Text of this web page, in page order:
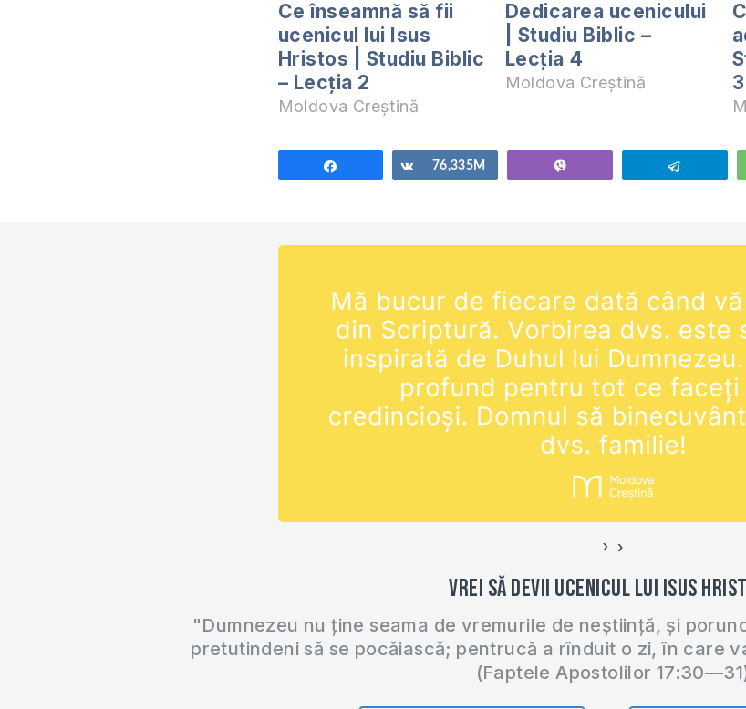
Ce înseamnă să fii
ucenicul lui Isus
Hristos | Studiu Biblic
– Lecția 2
Moldova Creștină
Dedicarea ucenicului
| Studiu Biblic –
Lecția 4
Moldova Creștină
3
Share
76,335M
‹ ›
Vrei să devii ucenicul lui Isus
"Dumnezeu nu ține seama de vremurile de neștiință, și
pretutindeni să se pocăiască; pentrucă a rînduit o zi, în care
(Faptele Apostolilor